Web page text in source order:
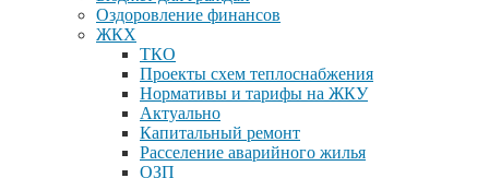
Оздоровление финансов
ЖКХ
ТКО
Проекты схем теплоснабжения
Нормативы и тарифы на ЖКУ
Актуально
Капитальный ремонт
Расселение аварийного жилья
ОЗП